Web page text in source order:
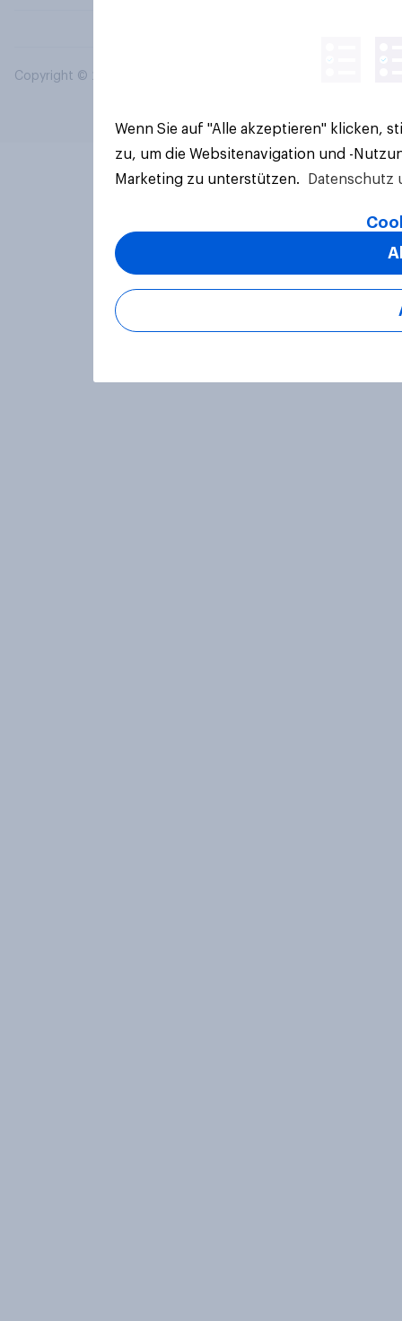
Copyright © 2026 YouGov PLC. Alle Rechte vorbehalten.
Wenn Sie auf "Alle akzeptieren" klicken,
zu, um die Websitenavigation und -
Marketing zu unterstützen.
Datenschutz